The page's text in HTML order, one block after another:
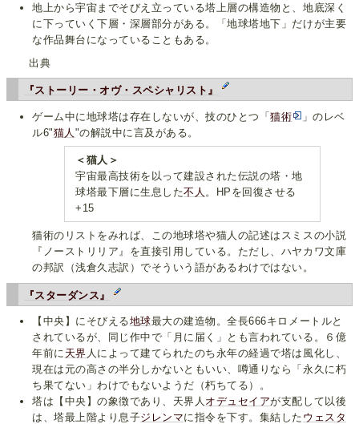
地上から宇宙までそびえ立っている塔上層の構造物と、地底深く
に下っていく下層・深層部分がある。「地球塔地下」だけが主要
な作品舞台になっていることもある。
出典
『ストーリー・オヴ・スペシャリスト』
ゲーム中に地球塔は存在しないが、技のひとつ「猫術
」のレベ
ル6"猫人 "の解説中に言及がある。
＜猫人＞
宇宙最高技術を以って建設された伝説の塔・地
球塔最下層に生息した不人 。HPを回復させる
+15
猫術のリストをみれば、この地球塔や猫人の記述はスミスの小説
『ノーストリリア』を直接引用している。ただし、ハヤカワ文庫
の邦訳（浅倉久志訳）でそういう語があるわけではない。
『スターダンス』
【中央】にそびえる地球最大の建造物。全長666キロメートルと
されているが、同じ作中で「月に届く」とも言われている。６億
年前に 天界 人によって建てられたのち永年の経過で塔は風化し、
現在は元の高さの半分しかないともいい、噂通りなら「永久に朽
ち果てない」わけでもないようだ（朽ちてる）。
塔は【中央】の象徴であり、天界人 オデュセイアが支配して以後
は、塔最上階より息子ジレンマに指令を下す。集結した ウェスタ